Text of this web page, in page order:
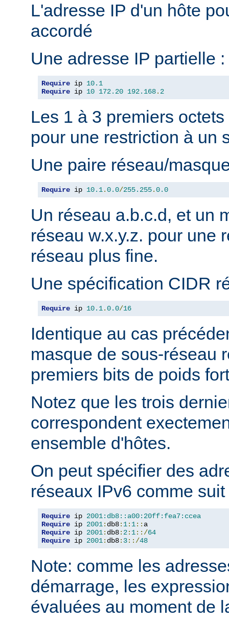
L'adresse IP d'un hôte
accordé
Une adresse IP partielle :
Require ip 10.1
Require ip 10 172.20 192.168. 2
Les 1 à 3 premiers
pour une restriction à un
Une paire réseau/
Require ip 10.1.0.0/255.255.0.0
Un réseau a.b.c.d, et un
réseau w.x.y.z. pour une
réseau plus fine.
Une spécification CIDR
Require ip 10.1.0.0/16
Identique au cas
masque de sous-réseau
premiers bits de poids
Notez que les trois
correspondent
ensemble d'hôtes.
On peut spécifier des
réseaux IPv6 comme suit
Require ip 2001:db8::a00:20ff:fea7:ccea
Require ip 2001: db8: 1: 1::
Require ip 2001: db8: 2: 1::/64
Require ip 2001: db8: 3::/48
Note: comme les
démarrage, les
évaluées au moment de